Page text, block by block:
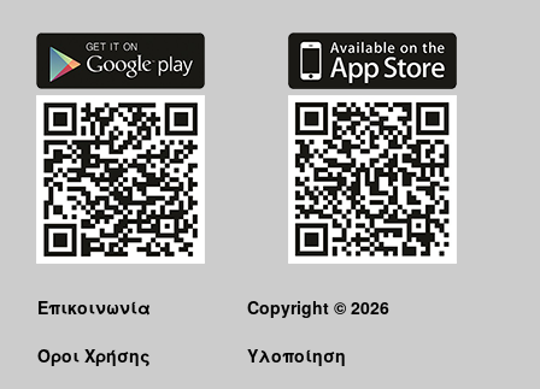
Επικοινωνία
Όροι Χρήσης
Copyright © 2026
Υλοποίηση